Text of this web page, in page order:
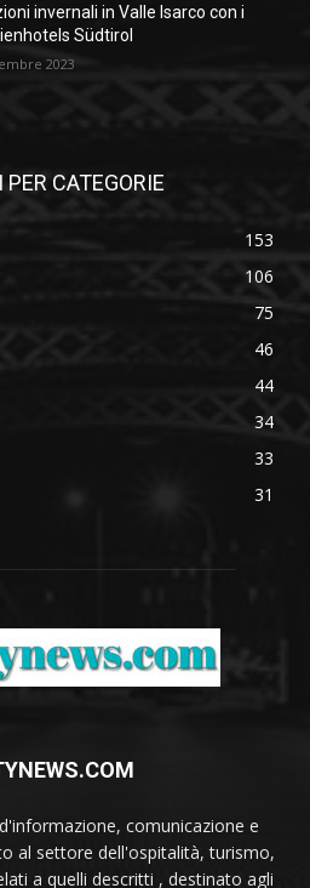
invernali in Valle Isarco con i
Südtirol
2023
CATEGORIE
153
106
75
46
44
34
33
31
comunicazione e
al settore dell'ospitalità, turismo,
a quelli descritti , destinato agli